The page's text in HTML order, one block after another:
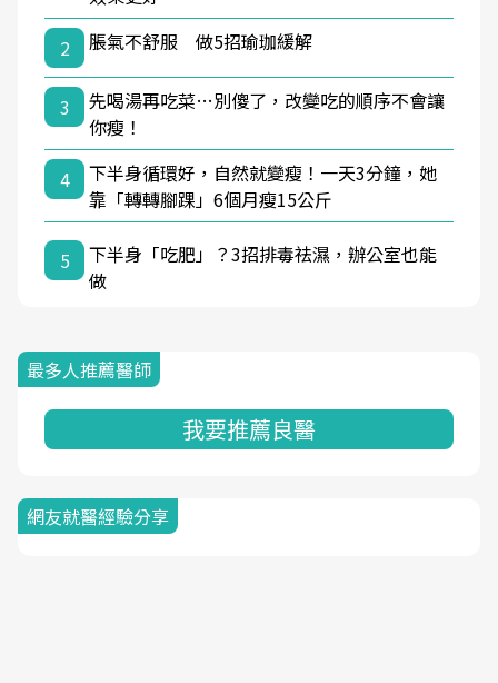
2
脹氣不舒服 做5招瑜珈緩解
3
先喝湯再吃菜…別傻了，改變吃的順序不會讓
你瘦！
4
下半身循環好，自然就變瘦！一天3分鐘，她
靠「轉轉腳踝」6個月瘦15公斤
5
下半身「吃肥」？3招排毒祛濕，辦公室也能
做
最多人推薦醫師
我要推薦良醫
網友就醫經驗分享